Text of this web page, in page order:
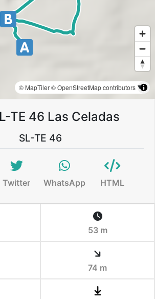
© MapTiler© OpenStreetMap contributors
TE 46 Las Celadas
SL-TE 46
Twitter WhatsApp HTML
53 m
74 m